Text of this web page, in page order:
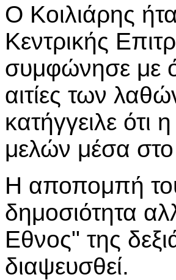
Ο Κοιλιάρης
Κεντρικής
συμφώνησε με
αιτίες των
κατήγγειλε
μελών μέσα στο
Η αποπομπή
δημοσιότητα
Εθνος" της
διαψευσθεί.